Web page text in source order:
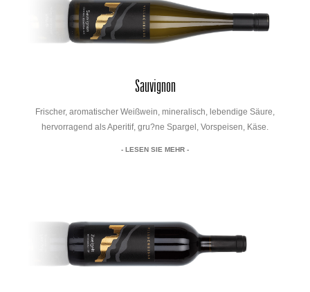
Sauvignon
Frischer, aromatischer Weißwein, mineralisch, lebendige Säure,
hervorragend als Aperitif, gru?ne Spargel, Vorspeisen, Käse.
- LESEN SIE MEHR -